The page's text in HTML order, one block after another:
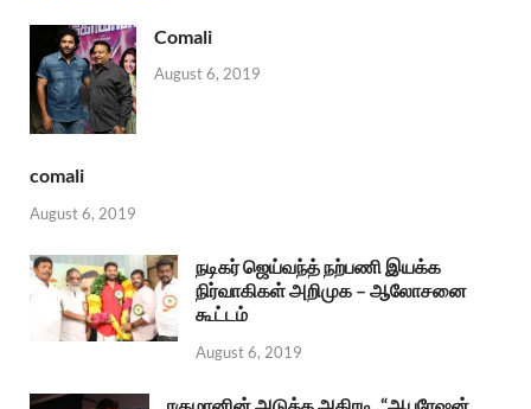
Comali
August 6, 2019
comali
August 6, 2019
நடிகர் ஜெய்வந்த் நற்பணி இயக்க
நிர்வாகிகள் அறிமுக – ஆலோசனை
கூட்டம்
August 6, 2019